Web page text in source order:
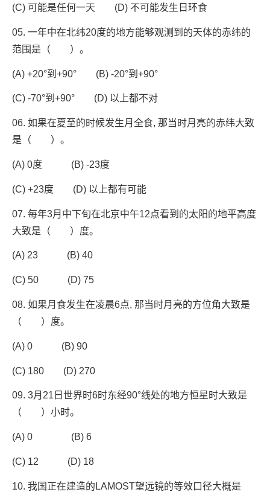
(C) 可能是任何一天 (D) 不可能发生日环食
05. 一年中在北纬20度的地方能够观测到的天体的赤纬的
范围是（ ）。
(A) +20°到+90° (B) -20°到+90°
(C) -70°到+90° (D) 以上都不对
06. 如果在夏至的时候发生月全食, 那当时月亮的赤纬大致
是（ ）。
(A) 0度 (B) -23度
(C) +23度 (D) 以上都有可能
07. 每年3月中下旬在北京中午12点看到的太阳的地平高度
大致是（ ）度。
(A) 23 (B) 40
(C) 50 (D) 75
08. 如果月食发生在凌晨6点, 那当时月亮的方位角大致是
（ ）度。
(A) 0 (B) 90
(C) 180 (D) 270
09. 3月21日世界时6时东经90°线处的地方恒星时大致是
（ ）小时。
(A) 0 (B) 6
(C) 12 (D) 18
10. 我国正在建造的LAMOST望远镜的等效口径大概是